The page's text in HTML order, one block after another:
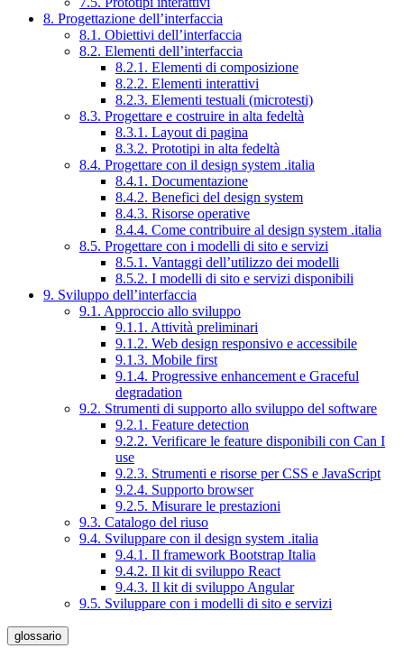
8. Progettazione dell’interfaccia
8.1. Obiettivi dell’interfaccia
8.2. Elementi dell’interfaccia
8.2.1. Elementi di composizione
8.2.2. Elementi interattivi
8.2.3. Elementi testuali (microtesti)
8.3. Progettare e costruire in alta fedeltà
8.3.1. Layout di pagina
8.3.2. Prototipi in alta fedeltà
8.4. Progettare con il design system .italia
8.4.1. Documentazione
8.4.2. Benefici del design system
8.4.3. Risorse operative
8.4.4. Come contribuire al design system .italia
8.5. Progettare con i modelli di sito e servizi
8.5.1. Vantaggi dell’utilizzo dei modelli
8.5.2. I modelli di sito e servizi disponibili
9. Sviluppo dell’interfaccia
9.1. Approccio allo sviluppo
9.1.1. Attività preliminari
9.1.2. Web design responsivo e accessibile
9.1.3. Mobile first
9.1.4. Progressive enhancement e Graceful
degradation
9.2. Strumenti di supporto allo sviluppo del software
9.2.1. Feature detection
9.2.2. Verificare le feature disponibili con Can I
use
9.2.3. Strumenti e risorse per CSS e JavaScript
9.2.4. Supporto browser
9.2.5. Misurare le prestazioni
9.3. Catalogo del riuso
9.4. Sviluppare con il design system .italia
9.4.1. Il framework Bootstrap Italia
9.4.2. Il kit di sviluppo React
9.4.3. Il kit di sviluppo Angular
9.5. Sviluppare con i modelli di sito e servizi
glossario